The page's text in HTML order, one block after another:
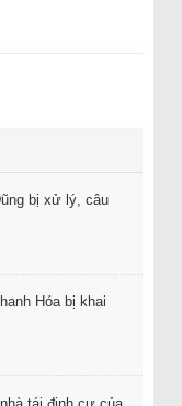
bị xử lý, câu
Hóa bị khai